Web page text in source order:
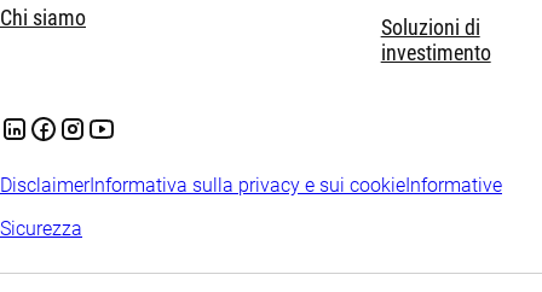
Chi siamo
Soluzioni di
investimento
DisclaimerInformativa sulla privacy e sui cookieInformative
Sicurezza